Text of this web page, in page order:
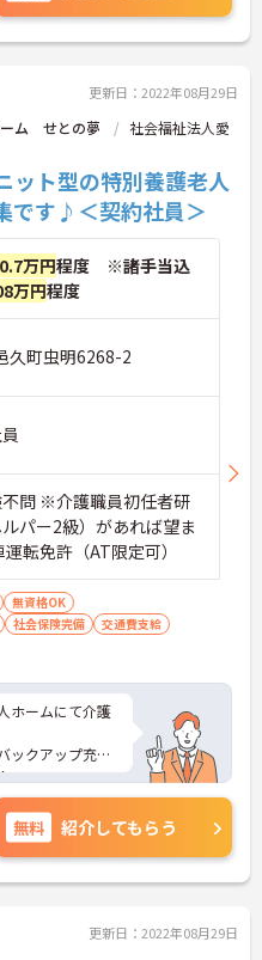
更新日：2022年08月29日
ーム せとの夢
社会福祉法人愛
ット型の特別養護老人
です♪＜契約社員＞
万円程度 ※諸手当込
万円程度
久町虫明6268-2
問 ※介護職員初任者研
パー2級）があれば望ま
転免許（AT限定可）
無資格OK
社会保険完備
交通費支給
ホームにて介護
ックアップ充実
までお問い合わ
します！
無料 紹介してもらう
更新日：2022年08月29日